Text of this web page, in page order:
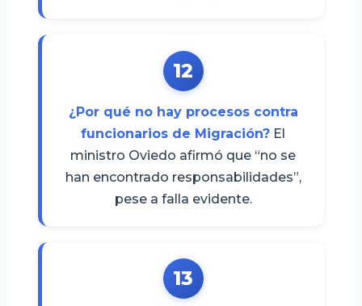
12
¿Por qué no hay procesos contra
funcionarios de Migración? El
ministro Oviedo afirmó que “no se
han encontrado responsabilidades”,
pese a falla evidente.
13